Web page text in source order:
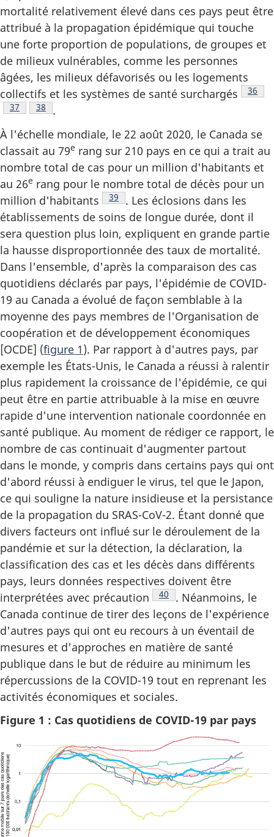
mortalité relativement élevé dans ces pays peut être
attribué à la propagation épidémique qui touche
une forte proportion de populations, de groupes et
de milieux vulnérables, comme les personnes
âgées, les milieux défavorisés ou les logements
collectifs et les systèmes de santé surchargés
Note
36
Note de bas de page
37 Note de bas de page
38
.
À l'échelle mondiale, le 22 août 2020, le Canada se
classait au 79e rang sur 210 pays en ce qui a trait au
nombre total de cas pour un million d'habitants et
au 26e rang pour le nombre total de décès pour un
million d'habitants
Note de bas de page
39
. Les éclosions dans les
établissements de soins de longue durée, dont il
sera question plus loin, expliquent en grande partie
la hausse disproportionnée des taux de mortalité.
Dans l'ensemble, d'après la comparaison des cas
quotidiens déclarés par pays, l'épidémie de COVID-
19 au Canada a évolué de façon semblable à la
moyenne des pays membres de l'Organisation de
coopération et de développement économiques
[OCDE] (figure 1). Par rapport à d'autres pays, par
exemple les États-Unis, le Canada a réussi à ralentir
plus rapidement la croissance de l'épidémie, ce qui
peut être en partie attribuable à la mise en œuvre
rapide d'une intervention nationale coordonnée en
santé publique. Au moment de rédiger ce rapport, le
nombre de cas continuait d'augmenter partout
dans le monde, y compris dans certains pays qui ont
d'abord réussi à endiguer le virus, tel que le Japon,
ce qui souligne la nature insidieuse et la persistance
de la propagation du SRAS-CoV-2. Étant donné que
divers facteurs ont influé sur le déroulement de la
pandémie et sur la détection, la déclaration, la
classification des cas et les décès dans différents
pays, leurs données respectives doivent être
interprétées avec précaution
Note de bas de page
40
. Néanmoins, le
Canada continue de tirer des leçons de l'expérience
d'autres pays qui ont eu recours à un éventail de
mesures et d'approches en matière de santé
publique dans le but de réduire au minimum les
répercussions de la COVID-19 tout en reprenant les
activités économiques et sociales.
Figure 1 : Cas quotidiens de COVID-19 par pays